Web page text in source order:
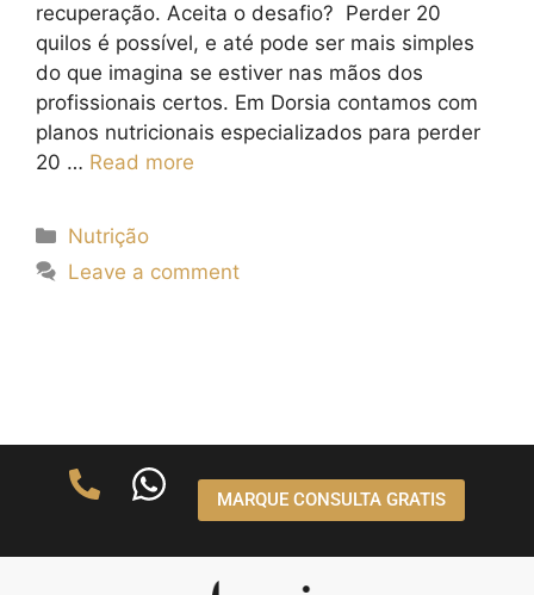
recuperação. Aceita o desafio? Perder 20
quilos é possível, e até pode ser mais simples
do que imagina se estiver nas mãos dos
profissionais certos. Em Dorsia contamos com
planos nutricionais especializados para perder
20 … Read more
Nutrição
Leave a comment
MARQUE CONSULTA GRATIS